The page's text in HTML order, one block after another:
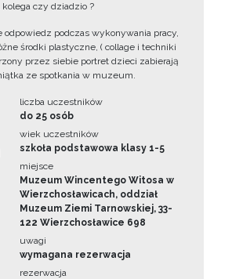
czy dziadzio ?
odpowiedz podczas wykonywania pracy,
środki plastyczne, ( collage i techniki
przez siebie portret dzieci zabierają
ze spotkania w muzeum.
liczba uczestników
do 25 osób
wiek uczestników
szkoła podstawowa klasy 1-5
miejsce
Muzeum Wincentego Witosa w
Wierzchosławicach, oddział
Muzeum Ziemi Tarnowskiej, 33-
122 Wierzchosławice 698
uwagi
wymagana rezerwacja
rezerwacja